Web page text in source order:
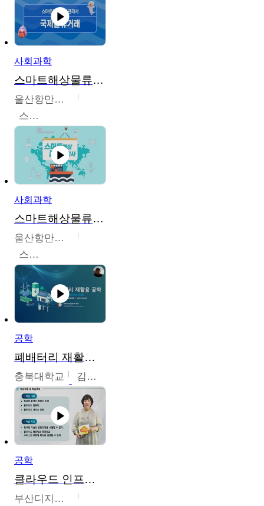
사회과학
스마트해상물류관리사 교육과정
울산항만공사
스마트해상물류관리사 교육위원회
사회과학
스마트해상물류관리사 교육과정2
울산항만공사
스마트해상물류관리사 교육위원회
공학
폐배터리 재활용 공학
충북대학교 김영재,최진섭,한성수,한요셉,윤문수,박유세,강동우,박민준,이동주,조채용
공학
클라우드 인프라 구축 및 활용
부산디지털대학교